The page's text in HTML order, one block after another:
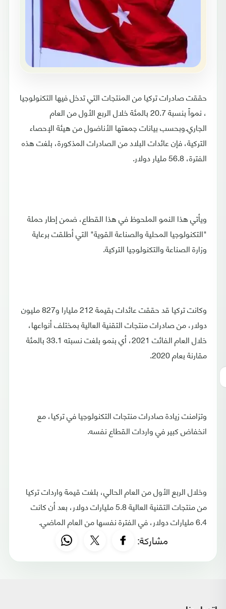
حققت صادرات تركيا من المنتجات التي تدخل فيها التكنولوجيا
، نمواً بنسبة 20.7 بالمئة خلال الربع الأول من العام
الجاري.وبحسب بيانات جمعتها الأناضول من هيئة الإحصاء
التركية، فإن عائدات البلاد من الصادرات المذكورة، بلغت هذه
الفترة، 56.8 مليار دولار.
ويأتي هذا النمو الملحوظ في هذا القطاع، ضمن إطار حملة
"التكنولوجيا المحلية والصناعة القوية" التي أطلقت برعاية
وزارة الصناعة والتكنولوجيا التركية.
وكانت تركيا قد حققت عائدات بقيمة 212 مليارا و827 مليون
دولار، من صادرات منتجات التقنية العالية بمختلف أنواعها،
خلال العام الفائت 2021، أي بنمو بلغت نسبته 33.1 بالمئة
مقارنة بعام 2020.
وتزامنت زيادة صادرات منتجات التكنولوجيا في تركيا، مع
انخفاض كبير في واردات القطاع نفسه.
وخلال الربع الأول من العام الحالي، بلغت قيمة واردات تركيا
من منتجات التقنية العالية 5.8 مليارات دولار، بعد أن كانت
6.4 مليارات دولار، في الفترة نفسها من العام الماضي.
مشاركة: